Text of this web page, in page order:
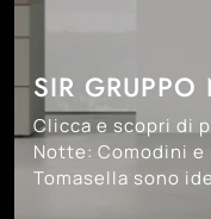
SIR GRUPPO
Clicca e scopri di
Notte: Comodini
Tomasella sono